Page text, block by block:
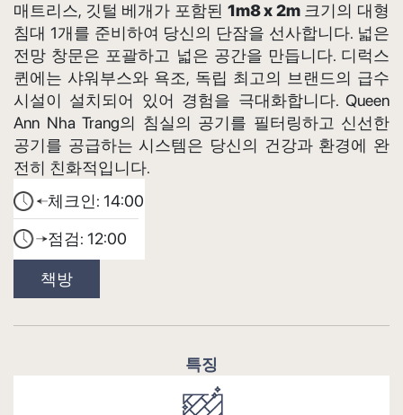
매트리스, 깃털 베개가 포함된 1m8 x 2m크기의 대형
침대 1개를 준비하여 당신의 단잠을 선사합니다. 넓은
전망 창문은 포괄하고 넓은 공간을 만듭니다. 디럭스
퀸에는 샤워부스와 욕조, 독립 최고의 브랜드의 급수
시설이 설치되어 있어 경험을 극대화합니다. Queen
Ann Nha Trang의 침실의 공기를 필터링하고 신선한
공기를 공급하는 시스템은 당신의 건강과 환경에 완
전히 친화적입니다.
책방
체크인: 14:00
점검: 12:00
특징